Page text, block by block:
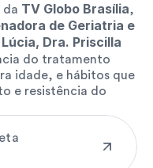
da TV Globo Brasília,
de Geriatria e
Dra. Priscilla
do tratamento
idade, e hábitos que
e resistência do